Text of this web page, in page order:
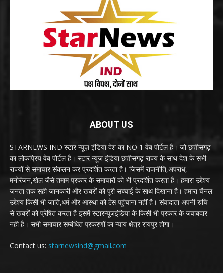
ABOUT US
STARNEWS IND स्टार न्यूज़ इंडिया देश का NO 1 वेब पोर्टल है। जो छत्तीसगढ़
का लोकप्रिय वेब पोर्टल है। स्टार न्यूज़ इंडिया छत्तीसगढ़ राज्य के साथ देश के सभी
राज्यों से समाचार संकलन कर प्रदर्शित करता है। जिसमें राजनीति,अपराध,
मनोरंजन,खेल जैसे तमाम प्रकार के समाचारों को भी प्रदर्शित करता है। हमारा उद्देश्य
जनता तक सही जानकारी और खबरों को पूरी सच्चाई के साथ दिखाना है। हमारा चैनल
उद्देश्य किसी भी जाति,धर्म और आस्था को ठेस पहुंचाना नहीं है। संवादाता अपनी रुचि
से खबरों को प्रेषित करता है इसमें स्टारन्यूजइंडिया के किसी भी प्रकार के जवाबदार
नही है। सभी समाचार सम्बंधित प्रकरणों का न्याय क्षेत्र रायपुर होगा।
Contact us: starnewsind@gmail.com